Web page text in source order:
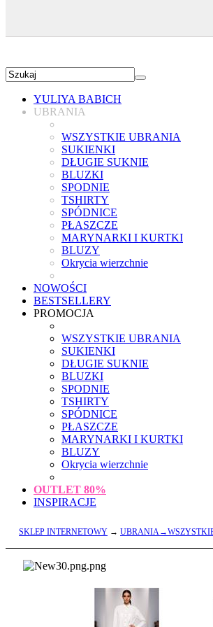
YULIYA BABICH
UBRANIA
WSZYSTKIE UBRANIA
SUKIENKI
DŁUGIE SUKNIE
BLUZKI
SPODNIE
TSHIRTY
SPÓDNICE
PŁASZCZE
MARYNARKI I KURTKI
BLUZY
Okrycia wierzchnie
NOWOŚCI
BESTSELLERY
PROMOCJA
WSZYSTKIE UBRANIA
SUKIENKI
DŁUGIE SUKNIE
BLUZKI
SPODNIE
TSHIRTY
SPÓDNICE
PŁASZCZE
MARYNARKI I KURTKI
BLUZY
Okrycia wierzchnie
OUTLET 80%
INSPIRACJE
SKLEP INTERNETOWY →